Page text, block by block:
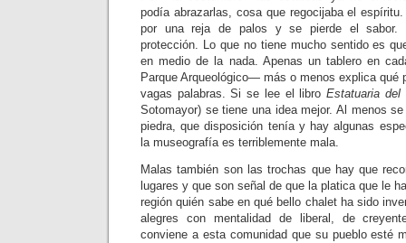
podía abrazarlas, cosa que regocijaba el
por una reja de palos y se pierde el sabor.
protección. Lo que no tiene mucho sentido es
en medio de la nada. Apenas un tablero en
Parque Arqueológico— más o menos explica qué
vagas palabras. Si se lee el libroEstatuaria del
Sotomayor) se tiene una idea mejor. Al menos
piedra, que disposición tenía y hay algunas
la museografía es terriblemente mala.
Malas también son las trochas que hay que
lugares y que son señal de que la platica que le
región quién sabe en qué bello chalet ha sido
alegres con mentalidad de liberal, de
conviene a esta comunidad que su pueblo esté